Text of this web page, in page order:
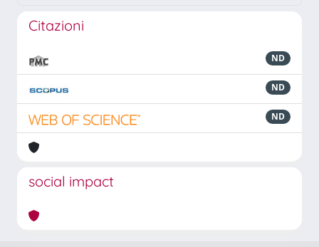
Citazioni
ND
ND
ND
social impact